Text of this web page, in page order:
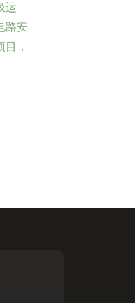
运
路安
，